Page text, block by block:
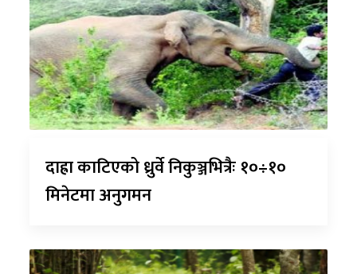
दाह्रा काटिएको ध्रुर्वे निकुञ्जभित्रैः १०÷१०
मिनेटमा अनुगमन